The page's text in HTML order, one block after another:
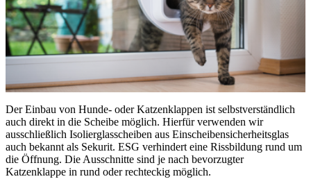
Der Einbau von Hunde- oder Katzenklappen ist selbstverständlich
auch direkt in die Scheibe möglich. Hierfür verwenden wir
ausschließlich Isolierglasscheiben aus Einscheibensicherheitsglas
auch bekannt als Sekurit. ESG verhindert eine Rissbildung rund um
die Öffnung. Die Ausschnitte sind je nach bevorzugter
Katzenklappe in rund oder rechteckig möglich.